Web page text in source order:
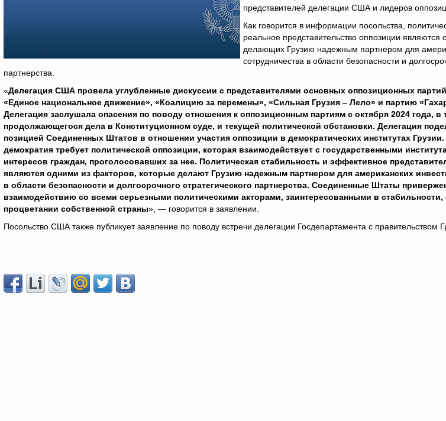
представителей делегации США и лидеров
Как говорится в информации посольства,
реальное представительство оппозиции являются
делающих Грузию надежным партнером для
сотрудничества в области безопасности и
партнерства.
«Делегация США провела углубленные дискуссии с представителями основных оппозиционных
«Единое национальное движение», «Коалицию за перемены», «Сильная Грузия – Лело» и партию
Делегация заслушала опасения по поводу отношения к оппозиционным партиям с октября 2024 года, в
продолжающегося дела в Конституционном суде, и текущей политической обстановки. Делегация
позицией Соединенных Штатов в отношении участия оппозиции в демократических институтах
демократия требует политической оппозиции, которая взаимодействует с государственными
интересов граждан, проголосовавших за нее. Политическая стабильность и эффективное
являются одними из факторов, которые делают Грузию надежным партнером для американских
в области безопасности и долгосрочного стратегического партнерства. Соединенные Штаты
взаимодействию со всеми серьезными политическими акторами, заинтересованными в стабильности,
процветании собственной страны», — говорится в заявлении.
Посольство США также публикует заявление по поводу встречи делегации Госдепартамента с правительством